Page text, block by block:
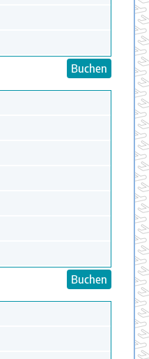
Buchen
Buchen